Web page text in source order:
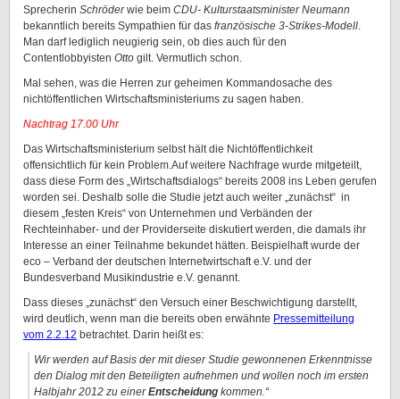
Sprecherin Schröderwie beim CDU- Kulturstaatsminister Neumann
bekanntlich bereits Sympathien für das französische 3-Strikes-Modell.
Man darf lediglich neugierig sein, ob dies auch für den
Contentlobbyisten Otto gilt. Vermutlich schon.
Mal sehen, was die Herren zur geheimen Kommandosache des
nichtöffentlichen Wirtschaftsministeriums zu sagen haben.
Nachtrag 17.00 Uhr
Das Wirtschaftsministerium selbst hält die Nichtöffentlichkeit
offensichtlich für kein Problem.Auf weitere Nachfrage wurde mitgeteilt,
dass diese Form des „Wirtschaftsdialogs“ bereits 2008 ins Leben gerufen
worden sei. Deshalb solle die Studie jetzt auch weiter „zunächst“ in
diesem „festen Kreis“ von Unternehmen und Verbänden der
Rechteinhaber- und der Providerseite diskutiert werden, die damals ihr
Interesse an einer Teilnahme bekundet hätten. Beispielhaft wurde der
eco – Verband der deutschen Internetwirtschaft e.V. und der
Bundesverband Musikindustrie e.V. genannt.
Dass dieses „zunächst“ den Versuch einer Beschwichtigung darstellt,
wird deutlich, wenn man die bereits oben erwähnte Pressemitteilung
vom 2.2.12 betrachtet. Darin heißt es:
Wir werden auf Basis der mit dieser Studie gewonnenen Erkenntnisse
den Dialog mit den Beteiligten aufnehmen und wollen noch im ersten
Halbjahr 2012 zu einerEntscheidung kommen.“